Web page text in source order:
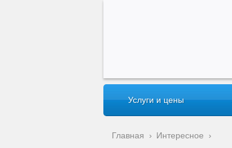
Услуги и цены
Главная › Интересное ›